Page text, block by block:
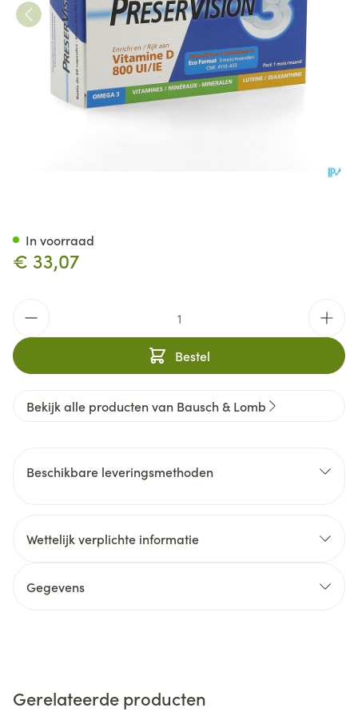
€ 33,07
Bestel
In voorraad
Bekijk alle producten van Bausch & Lomb
Beschikbare leveringsmethoden
Wettelijk verplichte informatie
Gegevens
Gerelateerde producten